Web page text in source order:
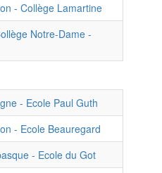
- Collège Lamartine
Notre-Dame -
- Ecole Paul Guth
- Ecole Beauregard
- Ecole du Got